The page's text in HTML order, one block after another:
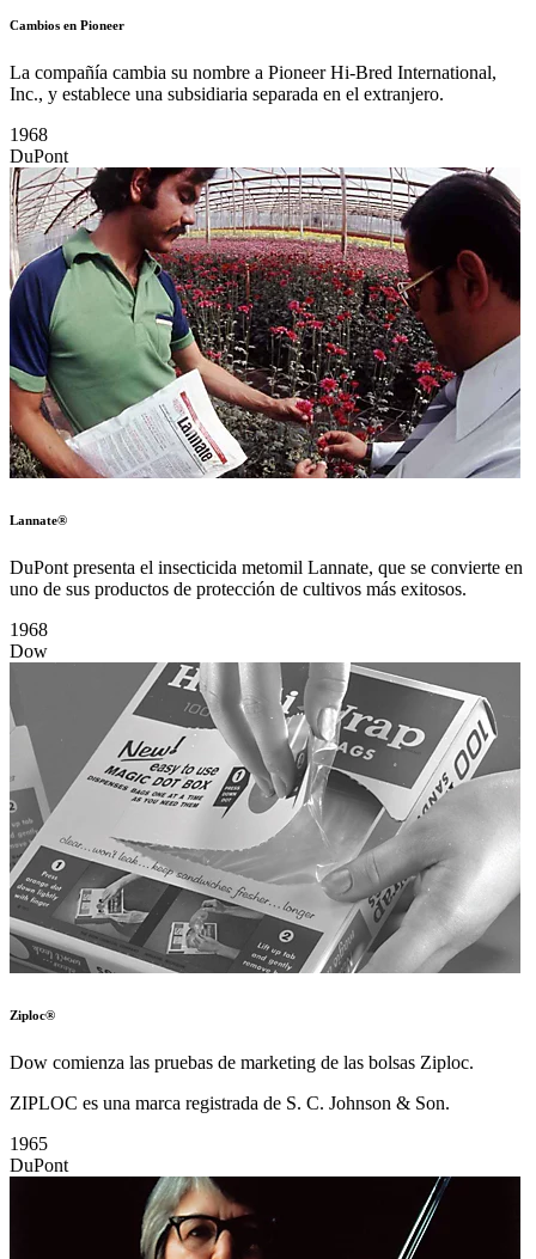
Cambios en Pioneer
La compañía cambia su nombre a Pioneer Hi-Bred International,
Inc., y establece una subsidiaria separada en el extranjero.
1968
DuPont
Lannate®
DuPont presenta el insecticida metomil Lannate, que se convierte en
uno de sus productos de protección de cultivos más exitosos.
1968
Dow
Ziploc®
Dow comienza las pruebas de marketing de las bolsas Ziploc.
ZIPLOC es una marca registrada de S. C. Johnson & Son.
1965
DuPont